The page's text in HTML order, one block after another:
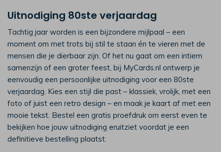
Uitnodiging 80ste verjaardag
Tachtig jaar worden is een bijzondere mijlpaal – een
moment om met trots bij stil te staan én te vieren met de
mensen die je dierbaar zijn. Of het nu gaat om een intiem
samenzijn of een groter feest, bij MyCards.nl ontwerp je
eenvoudig een persoonlijke uitnodiging voor een 80ste
verjaardag. Kies een stijl die past – klassiek, vrolijk, met een
foto of juist een retro design – en maak je kaart af met een
mooie tekst. Bestel een gratis proefdruk om eerst even te
bekijken hoe jouw uitnodiging eruitziet voordat je een
definitieve bestelling plaatst.